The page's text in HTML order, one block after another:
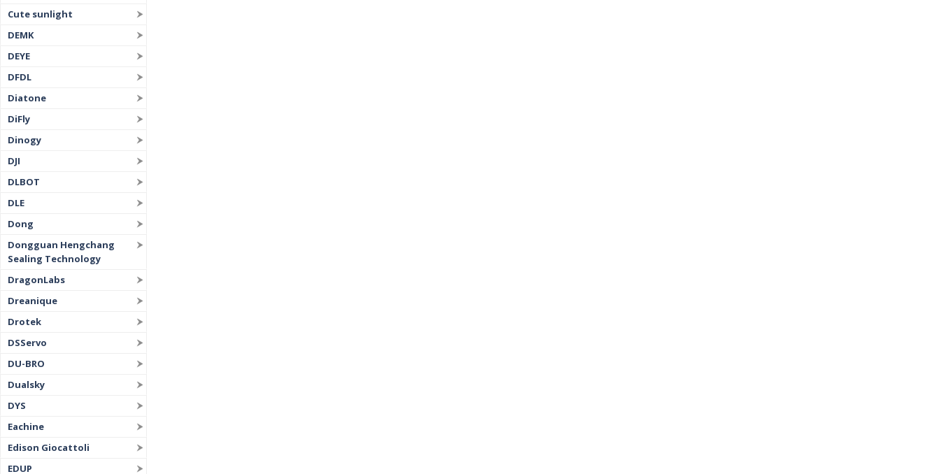
Cute sunlight
DEMK
DEYE
DFDL
Diatone
DiFly
Dinogy
DJI
DLBOT
DLE
Dong
Dongguan Hengchang
Sealing Technology
DragonLabs
Dreanique
Drotek
DSServo
DU-BRO
Dualsky
DYS
Eachine
Edison Giocattoli
EDUP